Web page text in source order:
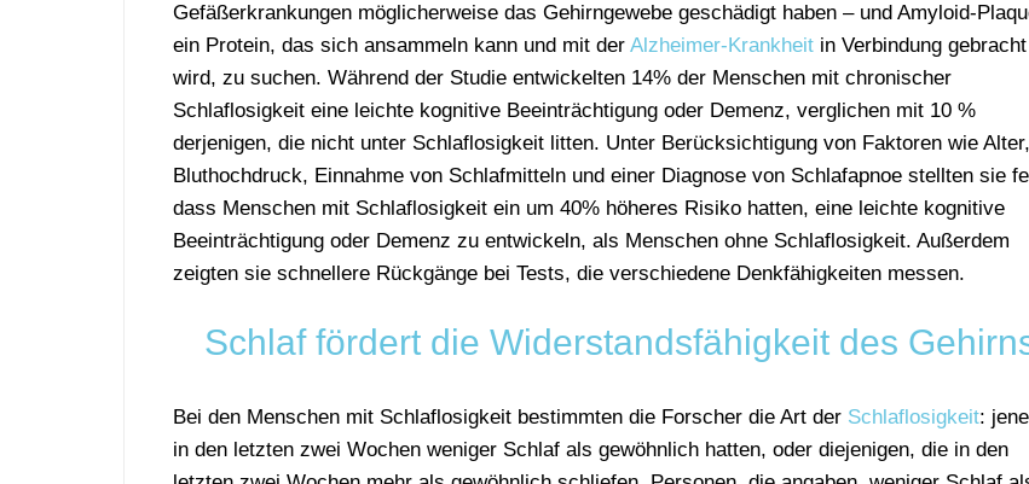
Gefäßerkrankungen möglicherweise das Gehirngewebe geschädigt haben – und Amyloid-
ein Protein, das sich ansammeln kann und mit der Alzheimer-Krankheit in Verbindung gebracht
wird, zu suchen. Während der Studie entwickelten 14% der Menschen mit chronischer
Schlaflosigkeit eine leichte kognitive Beeinträchtigung oder Demenz, verglichen mit 10 %
derjenigen, die nicht unter Schlaflosigkeit litten. Unter Berücksichtigung von Faktoren wie Alter,
Bluthochdruck, Einnahme von Schlafmitteln und einer Diagnose von Schlafapnoe stellten sie
dass Menschen mit Schlaflosigkeit ein um 40% höheres Risiko hatten, eine leichte kognitive
Beeinträchtigung oder Demenz zu entwickeln, als Menschen ohne Schlaflosigkeit. Außerdem
zeigten sie schnellere Rückgänge bei Tests, die verschiedene Denkfähigkeiten messen.
Schlaf fördert die Widerstandsfähigkeit des
Bei den Menschen mit Schlaflosigkeit bestimmten die Forscher die Art der Schlaflosigkeit:
in den letzten zwei Wochen weniger Schlaf als gewöhnlich hatten, oder diejenigen, die in den